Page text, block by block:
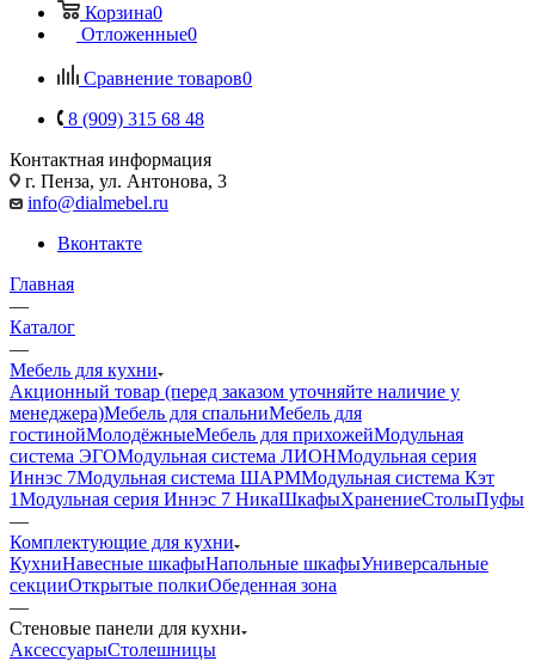
Корзина0
Отложенные0
Сравнение товаров0
8 (909) 315 68 48
Контактная информация
г. Пенза, ул. Антонова, 3
info@dialmebel.ru
Вконтакте
Главная
—
Каталог
—
Мебель для кухни
Акционный товар (перед заказом уточняйте наличие у
менеджера)Мебель для спальниМебель для
гостинойМолодёжныеМебель для прихожейМодульная
система ЭГОМодульная система ЛИОНМодульная серия
Иннэс 7Модульная система ШАРММодульная система Кэт
1Модульная серия Иннэс 7 НикаШкафыХранениеСтолыПуфы
—
Комплектующие для кухни
КухниНавесные шкафыНапольные шкафыУниверсальные
секцииОткрытые полкиОбеденная зона
—
Стеновые панели для кухни
АксессуарыСтолешницы